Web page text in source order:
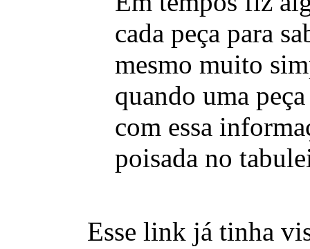
cada peça para
mesmo muito
quando uma
com essa
poisada no
Esse link já tinha